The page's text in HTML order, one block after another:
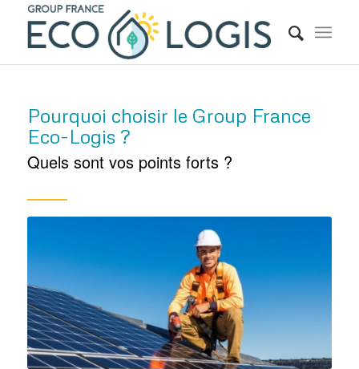
Pourquoi choisir le Group France
Eco-Logis ?
Quels sont vos points forts ?